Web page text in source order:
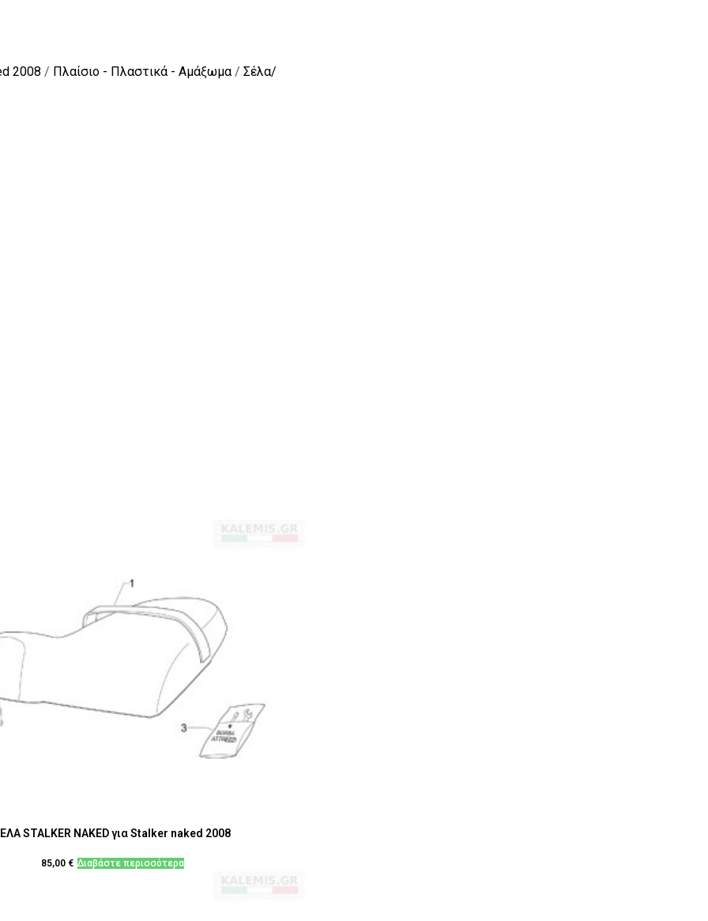
2008 / Πλαίσιο - Πλαστικά - Αμάξωμα/ Σέλα/
STALKER NAKED για Stalker naked 2008
85,00 € Διαβάστε περισσότερα